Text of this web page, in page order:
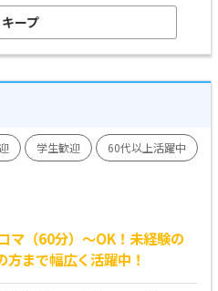
キープ
学生歓迎
60代以上活躍中
マ（60分）～OK！未経験の
まで幅広く活躍中！